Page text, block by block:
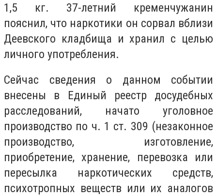
1,5 кг. 37-летний кременчужанин
пояснил, что наркотики он сорвал вблизи
Деевского кладбища и хранил с целью
личного употребления.
Сейчас сведения о данном событии
внесены в Единый реестр досудебных
расследований, начато уголовное
производство по ч. 1 ст. 309 (незаконное
производство, изготовление,
приобретение, хранение, перевозка или
пересылка наркотических средств,
психотропных веществ или их аналогов